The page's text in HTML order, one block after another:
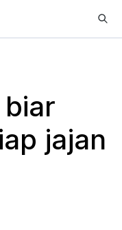
jajan